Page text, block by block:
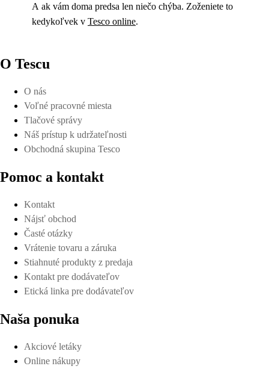
A ak vám doma predsa len niečo chýba. Zoženiete to
kedykoľvek v Tesco online.
O Tescu
O nás
Voľné pracovné miesta
Tlačové správy
Náš prístup k udržateľnosti
Obchodná skupina Tesco
Pomoc a kontakt
Kontakt
Nájsť obchod
Časté otázky
Vrátenie tovaru a záruka
Stiahnuté produkty z predaja
Kontakt pre dodávateľov
Etická linka pre dodávateľov
Naša ponuka
Akciové letáky
Online nákupy